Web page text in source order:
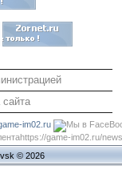
сайта
im02.ru
https://game-im02.ru/
© 2026